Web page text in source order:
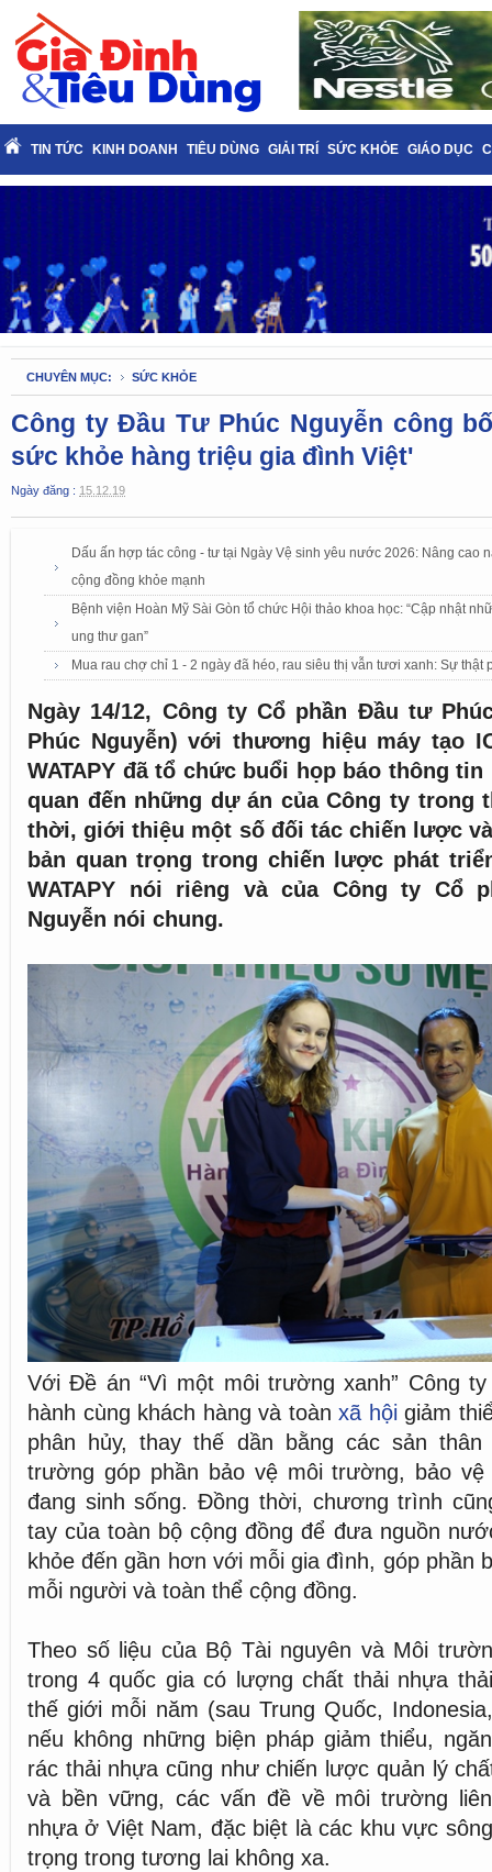
TIN TỨC KINH DOANH TIÊU DÙNG GIẢI TRÍ SỨC KHỎE GIÁO DỤC
CHUYÊN MỤC: SỨC KHỎE
Công ty Đầu Tư Phúc Nguyễn công
sức khỏe hàng triệu gia đình Việt'
Ngày đăng : 15.12.19
Dấu ấn hợp tác công - tư tại Ngày Vệ sinh yêu nước 2026: Nâng cao
cộng đồng khỏe mạnh
Bệnh viện Hoàn Mỹ Sài Gòn tổ chức Hội thảo khoa học: “Cập nhật
ung thư gan”
Mua rau chợ chỉ 1 - 2 ngày đã héo, rau siêu thị vẫn tươi xanh: Sự thật
Ngày 14/12, Công ty Cổ phần Đầu tư
Phúc Nguyễn) với thương hiệu máy tạo
WATAPY đã tổ chức buổi họp báo thông
quan đến những dự án của Công ty trong
thời, giới thiệu một số đối tác chiến lược
bản quan trọng trong chiến lược phát
WATAPY nói riêng và của Công ty Cổ
Nguyễn nói chung.
Với Đề án “Vì một môi trường xanh” Công ty
hành cùng khách hàng và toànxã hội giảm
phân hủy, thay thế dần bằng các sản
trường góp phần bảo vệ môi trường, bảo
đang sinh sống. Đồng thời, chương trình
tay của toàn bộ cộng đồng để đưa nguồn
khỏe đến gần hơn với mỗi gia đình, góp phần
mỗi người và toàn thể cộng đồng.
Theo số liệu của Bộ Tài nguyên và Môi
trong 4 quốc gia có lượng chất thải nhựa
thế giới mỗi năm (sau Trung Quốc,
nếu không những biện pháp giảm thiểu,
rác thải nhựa cũng như chiến lược quản lý
và bền vững, các vấn đề về môi trường
nhựa ở Việt Nam, đặc biệt là các khu vực
trọng trong tương lai không xa.